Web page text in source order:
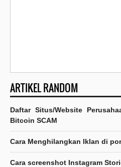
ARTIKEL RANDOM
Daftar Situs/Website
Bitcoin SCAM
Cara Menghilangkan Iklan di
Cara screenshot Instagram